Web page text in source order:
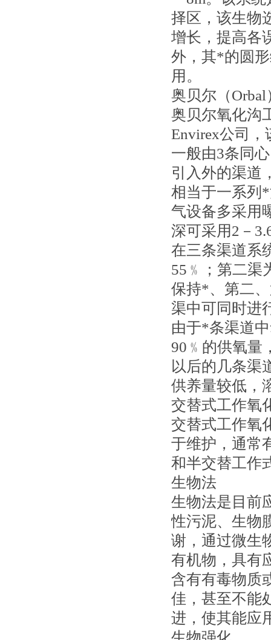
择区，该生物
增长，提高各
外，其*的圆
用。
奥贝尔（
奥贝尔氧化沟
Envirex公司
一般由3条同
引入外的渠道
相当于一系列
气设备多采用
深可采用2－
在三条渠道系
55﹪；第二渠
保持*、第二
渠中可同时进
由于*条渠道
90﹪的供氧量
以后的几条渠
供养量较低，
交替式工作氧
交替式工作氧
于维护，通常
和半交替工作
生物法
生物法是目前
性污泥、生物
谢，通过微生
有机物，具有
含有有毒物质
佳，甚至不能
进，使其能应